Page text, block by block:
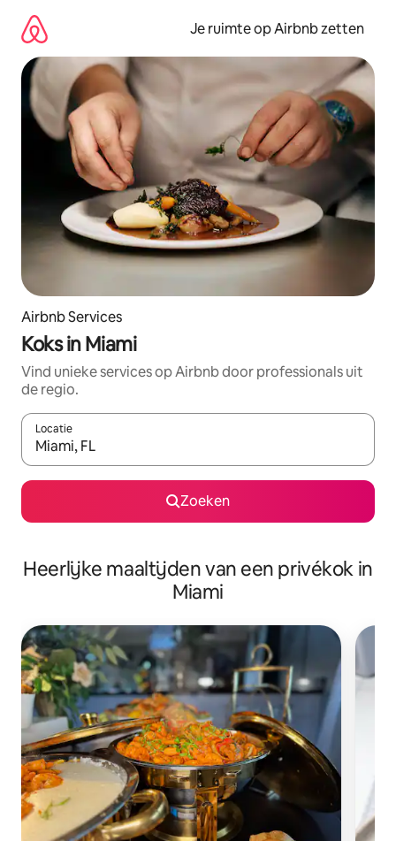
direct
naar
inhoud
Je ruimte op Airbnb zetten
Airbnb Services
Koks in Miami
Vind unieke services op Airbnb door professionals uit
de regio.
Locatie
Wanneer er suggesties beschikbaar zijn, maak je een keuze
Zoeken
Heerlijke maaltijden van een privékok in
Miami